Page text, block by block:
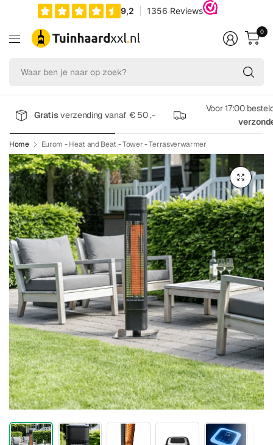
op
0
Gratisverzending vanaf € 50 ,-
Voor 17:00
Home Eurom - Heat and Beat - Tower - Terrasverwarmer